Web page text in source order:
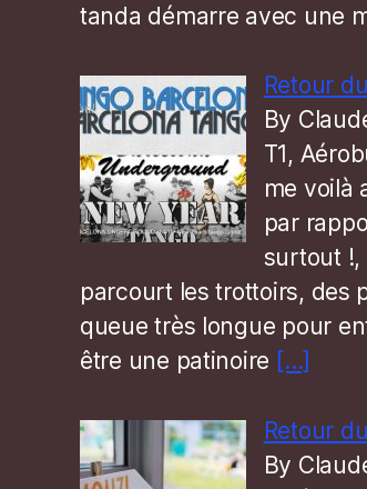
tanda démarre avec une
Retour
By
T1,
me voilà
par
surtout !,
parcourt les trottoirs, des
queue très longue pour
être une patinoire […]
Retour
By